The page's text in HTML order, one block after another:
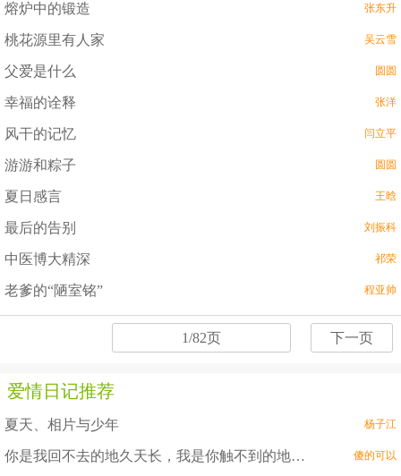
熔炉中的锻造 张东升
桃花源里有人家 吴云雪
父爱是什么 圆圆
幸福的诠释 张洋
风干的记忆 闫立平
游游和粽子 圆圆
夏日感言 王晗
最后的告别 刘振科
中医博大精深 祁荣
老爹的“陋室铭” 程亚帅
下一页
1/82页
爱情日记推荐
夏天、相片与少年 杨子江
你是我回不去的地久天长，我是你触不到的地老天荒 傻的可以